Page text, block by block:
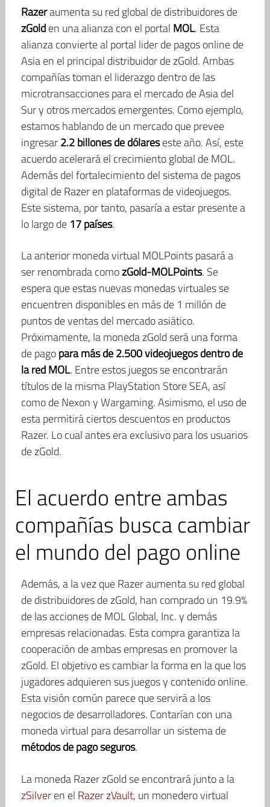
Razeraumenta su red global de distribuidores de
zGolden una alianza con el portal MOL. Esta
alianza convierte al portal lider de pagos online de
Asia en el principal distribuidor de zGold. Ambas
compañías toman el liderazgo dentro de las
microtransacciones para el mercado de Asia del
Sur y otros mercados emergentes. Como ejemplo,
estamos hablando de un mercado que prevee
ingresar2.2 billones de dólareseste año. Así, este
acuerdo acelerará el crecimiento global de MOL.
Además del fortalecimiento del sistema de pagos
digital de Razer en plataformas de videojuegos.
Este sistema, por tanto, pasaría a estar presente a
lo largo de 17 países.
La anterior moneda virtual MOLPoints pasará a
ser renombrada comozGold-MOLPoints. Se
espera que estas nuevas monedas virtuales se
encuentren disponibles en más de 1 millón de
puntos de ventas del mercado asiático.
Próximamente, la moneda zGold será una forma
de pagopara más de 2.500 videojuegos dentro de
la red MOL. Entre estos juegos se encontrarán
títulos de la misma PlayStation Store SEA, así
como de Nexon y Wargaming. Asimismo, el uso de
esta permitirá ciertos descuentos en productos
Razer. Lo cual antes era exclusivo para los usuarios
de zGold.
El acuerdo entre ambas
compañías busca cambiar
el mundo del pago online
Además, a la vez que Razer aumenta su red global
de distribuidores de zGold, han comprado un 19.9%
de las acciones de MOL Global, Inc. y demás
empresas relacionadas. Esta compra garantiza la
cooperación de ambas empresas en promover la
zGold. El objetivo es cambiar la forma en la que los
jugadores adquieren sus juegos y contenido online.
Esta visión común parece que servirá a los
negocios de desarrolladores. Contarían con una
moneda virtual para desarrollar un sistema de
métodos de pago seguros.
La moneda Razer zGold se encontrará junto a la
zSilveren el Razer zVault, un monedero virtual